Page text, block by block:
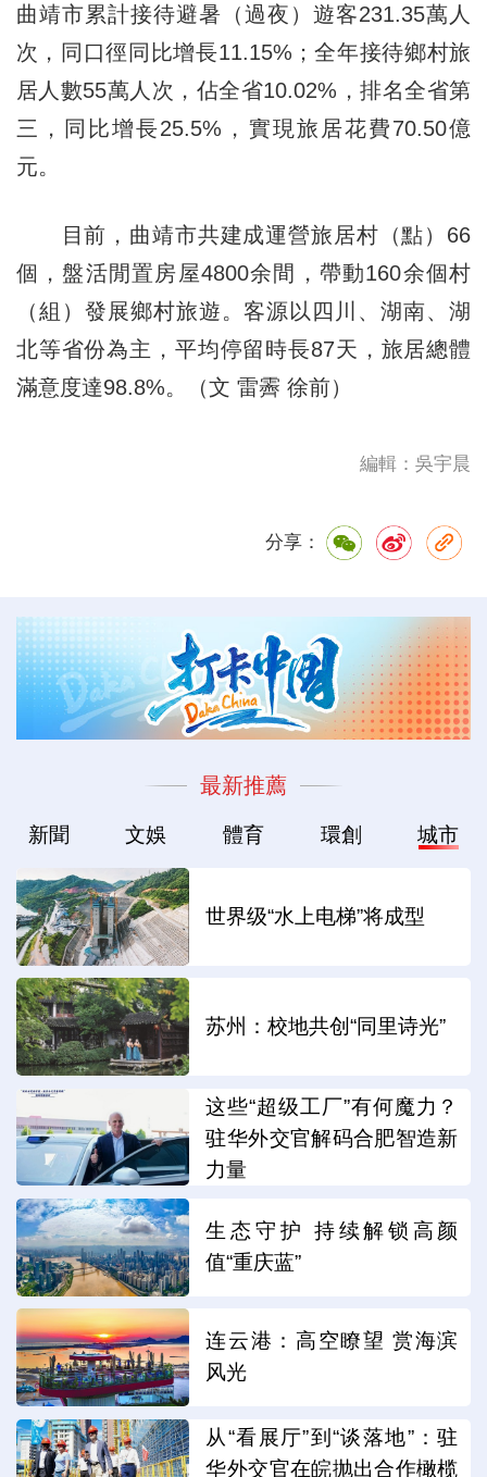
曲靖市累計接待避暑（過夜）遊客231.35萬人
次，同口徑同比增長11.15%；全年接待鄉村旅
居人數55萬人次，佔全省10.02%，排名全省第
三，同比增長25.5%，實現旅居花費70.50億
元。
目前，曲靖市共建成運營旅居村（點）66
個，盤活閒置房屋4800余間，帶動160余個村
（組）發展鄉村旅遊。客源以四川、湖南、湖
北等省份為主，平均停留時長87天，旅居總體
滿意度達98.8%。（文 雷霽 徐前）
編輯：吳宇晨
分享：
最新推薦
新聞 文娛 體育 環創 城市
世界级“水上电梯”将成型
苏州：校地共创“同里诗光”
这些“超级工厂”有何魔力？
驻华外交官解码合肥智造新
力量
生态守护 持续解锁高颜
值“重庆蓝”
连云港：高空瞭望 赏海滨
风光
从“看展厅”到“谈落地”：驻
华外交官在皖抛出合作橄榄